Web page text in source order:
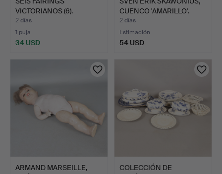
VICTORIANOS (6).
2 días
1 puja
34 USD
CUENCO 'AMARILLO'.
2 días
Estimación
54 USD
ARMAND MARSEILLE,
COLECCIÓN DE